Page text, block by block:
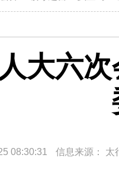
大六
08:30:31 信息来源： 太